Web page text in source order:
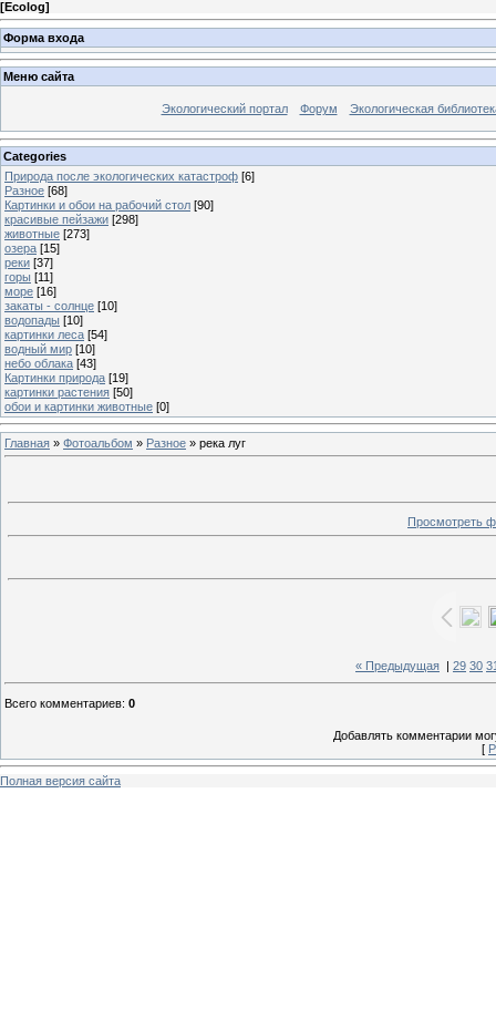
[Ecolog]
Форма входа
Меню сайта
Экологический портал Форум Экологическая
Categories
Природа после экологических катастроф [6]
Разное [68]
Картинки и обои на рабочий стол [90]
красивые пейзажи [298]
животные [273]
озера [15]
реки [37]
горы [11]
море [16]
закаты - солнце [10]
водопады [10]
картинки леса [54]
водный мир [10]
небо облака [43]
Картинки природа [19]
картинки растения [50]
обои и картинки животные [0]
Главная » Фотоальбом » Разное » река луг
Просмотреть
« Предыдущая 29 30
Всего комментариев: 0
Добавлять комментарии
[
Полная версия сайта